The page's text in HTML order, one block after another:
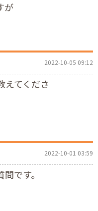
が
2022-10-05 09:12
えてくださ
2022-10-01 03:59
です。